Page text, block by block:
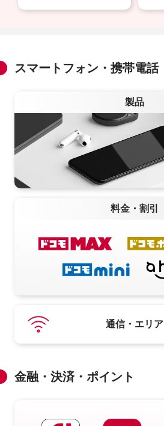
スマートフォン・携帯電話
製品
料金・割引
通信・エリア
金融・決済・ポイント